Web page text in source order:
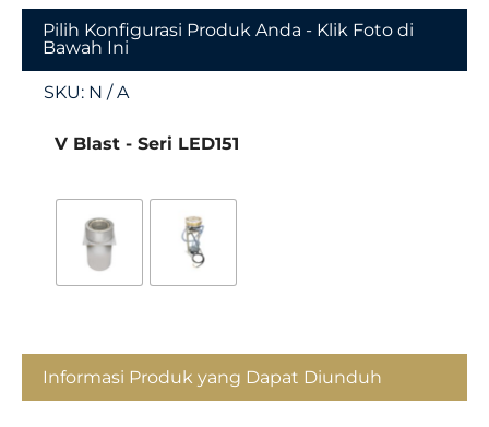
Pilih Konfigurasi Produk Anda - Klik Foto di
Bawah Ini
SKU: N / A
V Blast - Seri LED151
Informasi Produk yang Dapat Diunduh